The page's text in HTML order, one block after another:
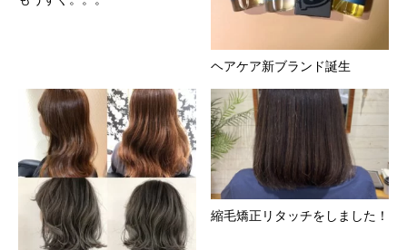
ヘアケア新ブランド誕生
縮毛矯正リタッチをしました！